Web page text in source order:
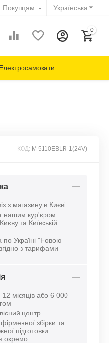
Українська
Покупцям
0
Електросамокати
КОД: M 5110EBLR-1(24V)
з магазину в Києві
нашим кур'єром
та Київській
по Україні "Новою
з тарифами
місяців або 6 000
центр
збірки та
підготовки
окремо